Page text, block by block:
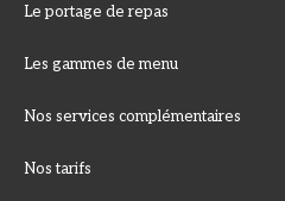
Le portage de repas
Les gammes de menu
Nos services complémentaires
Nos tarifs